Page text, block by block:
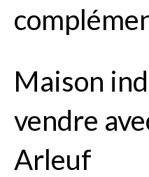
Maison
vendre
Arleuf